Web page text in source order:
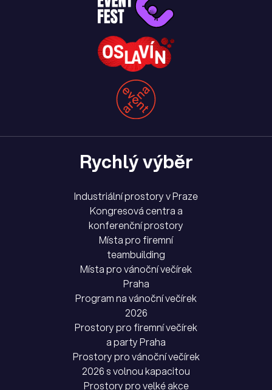
Rychlý výběr
Industriální prostory v Praze
Kongresová centra a
konferenční prostory
Místa pro firemní
teambuilding
Místa pro vánoční večírek
Praha
Program na vánoční večírek
2026
Prostory pro firemní večírek
a party Praha
Prostory pro vánoční večírek
2026 s volnou kapacitou
Prostory pro velké akce